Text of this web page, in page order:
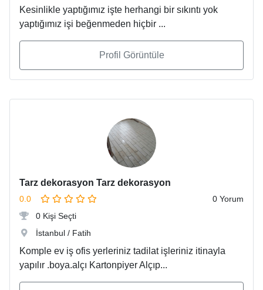
Kesinlikle yaptığımız işte herhangi bir sıkıntı yok
yaptığımız işi beğenmeden hiçbir ...
Profil Görüntüle
Tarz dekorasyon Tarz dekorasyon
0.0
0 Yorum
0 Kişi Seçti
İstanbul / Fatih
Komple ev iş ofis yerleriniz tadilat işleriniz itinayla
yapılır .boya.alçı Kartonpiyer Alçıp...